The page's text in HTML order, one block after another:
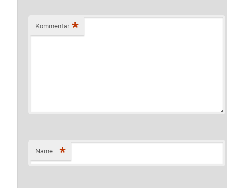
Kommentar *
Name *